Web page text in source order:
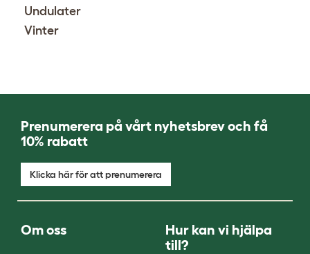
Undulater
Vinter
Prenumerera på vårt nyhetsbrev och få
10% rabatt
Klicka här för att prenumerera
Om oss
Hur kan vi hjälpa
till?